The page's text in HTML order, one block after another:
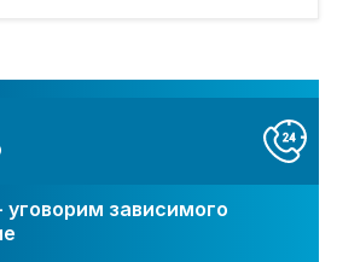
зависимого